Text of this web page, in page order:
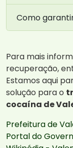
Como
Para mais
recuperação,
Estamos aqui
solução para o
cocaína de
Prefeitura de
Portal do